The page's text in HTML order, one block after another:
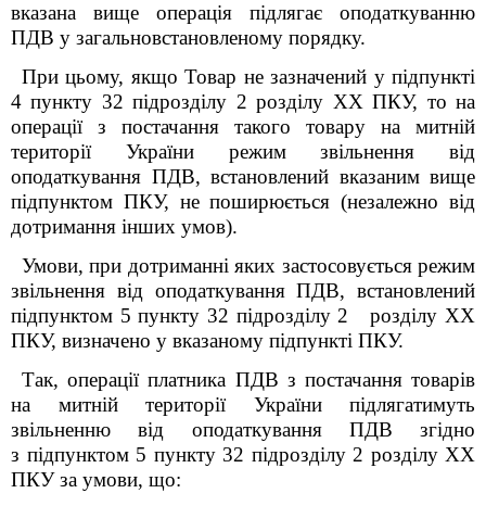
вказана вище операція підлягає оподаткуванню
ПДВ у загальновстановленому порядку.
При цьому, якщо Товар не зазначений у підпункті
4 пункту 32 підрозділу 2 розділу XX ПКУ, то на
операції з постачання такого товару на митній
території України режим звільнення від
оподаткування ПДВ, встановлений вказаним вище
підпунктом ПКУ, не поширюється (незалежно від
дотримання інших умов).
Умови, при дотриманні яких застосовується режим
звільнення від оподаткування ПДВ, встановлений
підпунктом 5 пункту 32 підрозділу 2 розділу XX
ПКУ, визначено у вказаному підпункті ПКУ.
Так, операції платника ПДВ з постачання товарів
на митній території України підлягатимуть
звільненню від оподаткування ПДВ згідно
з підпунктом 5 пункту 32 підрозділу 2 розділу XX
ПКУ за умови, що: